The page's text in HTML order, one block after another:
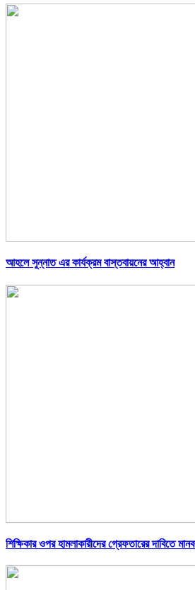
আহলে সুন্নাত এর কার্যক্রম বাস্তবায়নের আহ্বান
শিক্ষিকার ওপর হামলাকারীদের গ্রেফতারের দাবিতে